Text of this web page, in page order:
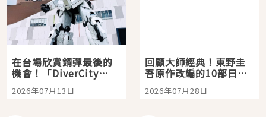
在台場欣賞鋼彈最後的
機會！「DiverCity
Tokyo Plaza」搭船、
購物、美食及夜景，一
2026年07月13日
回顧大師經典！東野圭
吾原作改編的10部日本
影視作品推薦
2026年07月28日